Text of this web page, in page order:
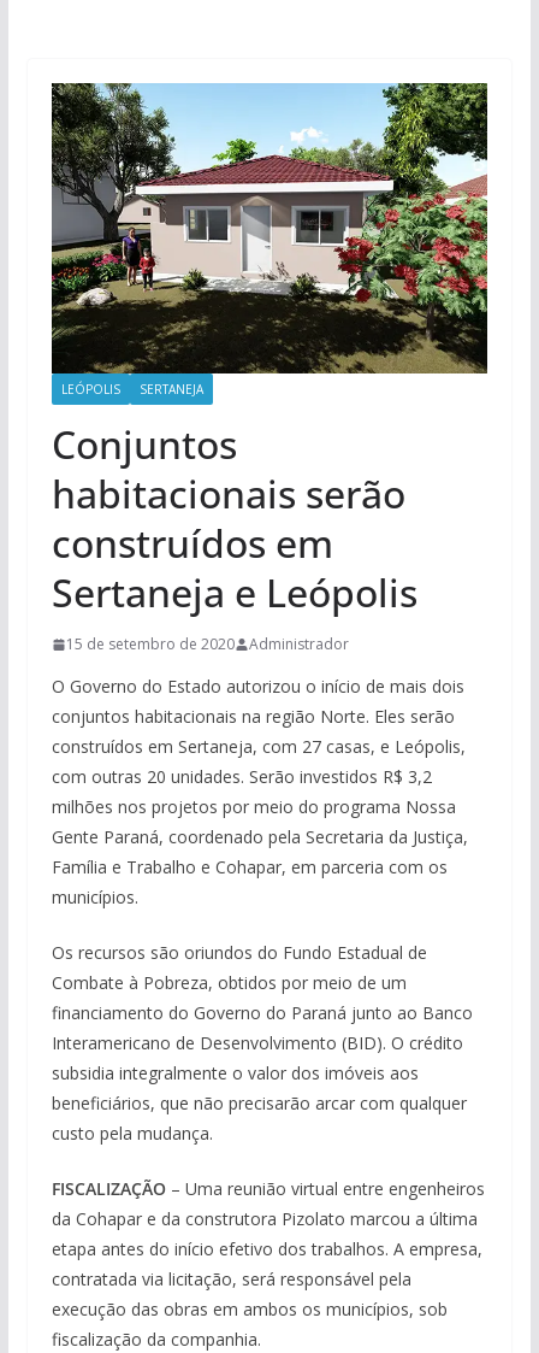
LEÓPOLIS SERTANEJA
Conjuntos
habitacionais serão
construídos em
Sertaneja e Leópolis
15 de setembro de 2020 Administrador
O Governo do Estado autorizou o início de mais dois
conjuntos habitacionais na região Norte. Eles serão
construídos em Sertaneja, com 27 casas, e Leópolis,
com outras 20 unidades. Serão investidos R$ 3,2
milhões nos projetos por meio do programa Nossa
Gente Paraná, coordenado pela Secretaria da Justiça,
Família e Trabalho e Cohapar, em parceria com os
municípios.
Os recursos são oriundos do Fundo Estadual de
Combate à Pobreza, obtidos por meio de um
financiamento do Governo do Paraná junto ao Banco
Interamericano de Desenvolvimento (BID). O crédito
subsidia integralmente o valor dos imóveis aos
beneficiários, que não precisarão arcar com qualquer
custo pela mudança.
FISCALIZAÇÃO– Uma reunião virtual entre engenheiros
da Cohapar e da construtora Pizolato marcou a última
etapa antes do início efetivo dos trabalhos. A empresa,
contratada via licitação, será responsável pela
execução das obras em ambos os municípios, sob
fiscalização da companhia.